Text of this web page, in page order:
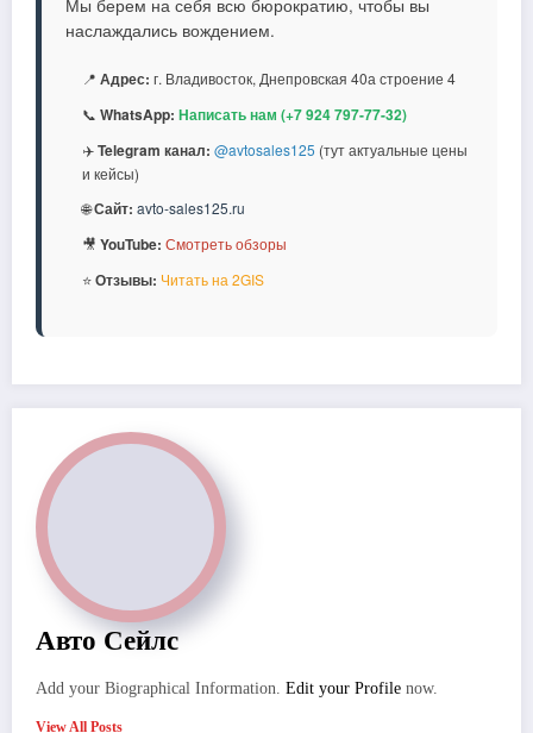
Мы берем на себя всю бюрократию, чтобы вы
наслаждались вождением.
📍 Адрес: г. Владивосток, Днепровская 40а строение 4
📞 WhatsApp: Написать нам (+7 924 797-77-32)
✈️Telegram канал: @avtosales125 (тут актуальные цены
и кейсы)
🌐Сайт: avto-sales125.ru
🎥 YouTube: Смотреть обзоры
⭐Отзывы: Читать на 2GIS
Авто Сейлс
Add your Biographical Information. Edit your Profile now.
View All Posts